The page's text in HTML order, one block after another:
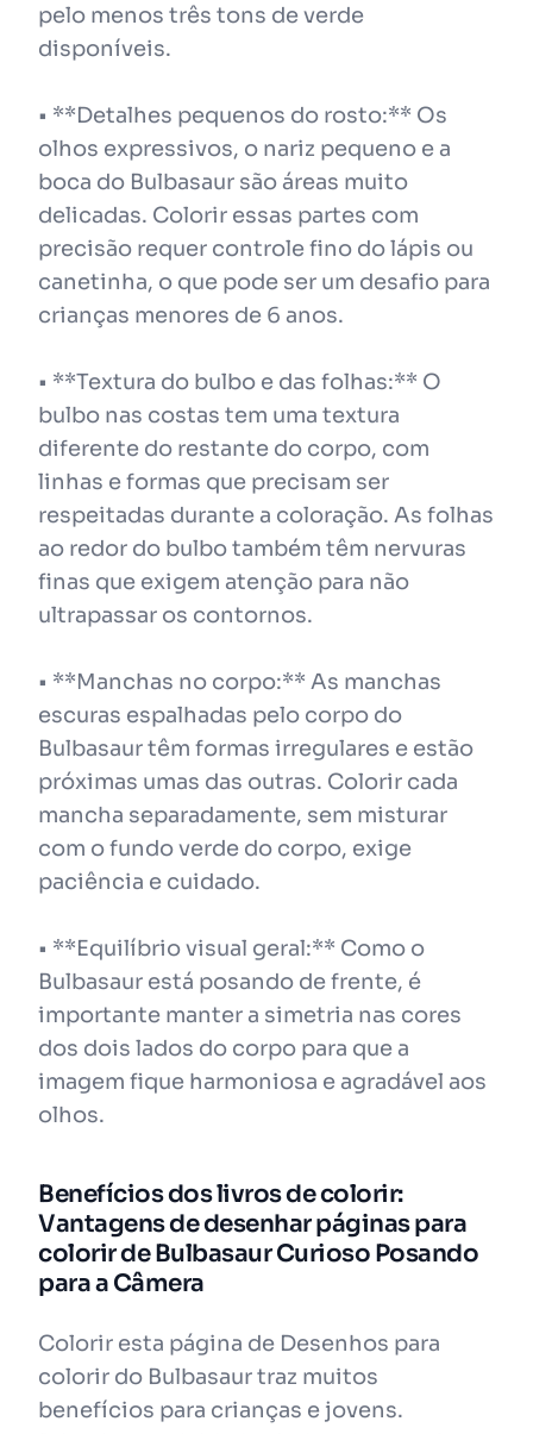
pelo menos três tons de verde
disponíveis.
• **Detalhes pequenos do rosto:** Os
olhos expressivos, o nariz pequeno e a
boca do Bulbasaur são áreas muito
delicadas. Colorir essas partes com
precisão requer controle fino do lápis ou
canetinha, o que pode ser um desafio para
crianças menores de 6 anos.
• **Textura do bulbo e das folhas:** O
bulbo nas costas tem uma textura
diferente do restante do corpo, com
linhas e formas que precisam ser
respeitadas durante a coloração. As folhas
ao redor do bulbo também têm nervuras
finas que exigem atenção para não
ultrapassar os contornos.
• **Manchas no corpo:** As manchas
escuras espalhadas pelo corpo do
Bulbasaur têm formas irregulares e estão
próximas umas das outras. Colorir cada
mancha separadamente, sem misturar
com o fundo verde do corpo, exige
paciência e cuidado.
• **Equilíbrio visual geral:** Como o
Bulbasaur está posando de frente, é
importante manter a simetria nas cores
dos dois lados do corpo para que a
imagem fique harmoniosa e agradável aos
olhos.
Benefícios dos livros de colorir:
Vantagens de desenhar páginas para
colorir de Bulbasaur Curioso Posando
para a Câmera
Colorir esta página de Desenhos para
colorir do Bulbasaur traz muitos
benefícios para crianças e jovens.